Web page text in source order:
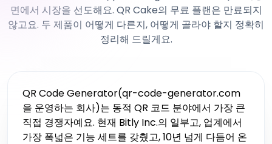
면에서 시장을 선도해요. QR Cake의 무료 플랜은 만료되지
않고요. 두 제품이 어떻게 다른지, 어떻게 골라야 할지 정확히
정리해 드릴게요.
QR Code Generator(qr-code-generator.com
을 운영하는 회사)는 동적 QR 코드 분야에서 가장 큰
직접 경쟁자예요. 현재 Bitly Inc.의 일부고, 업계에서
가장 폭넓은 기능 세트를 갖췄고, 10년 넘게 다듬어 온